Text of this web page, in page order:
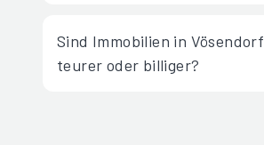
Sind Immobilien in Vösendorf
teurer oder billiger?